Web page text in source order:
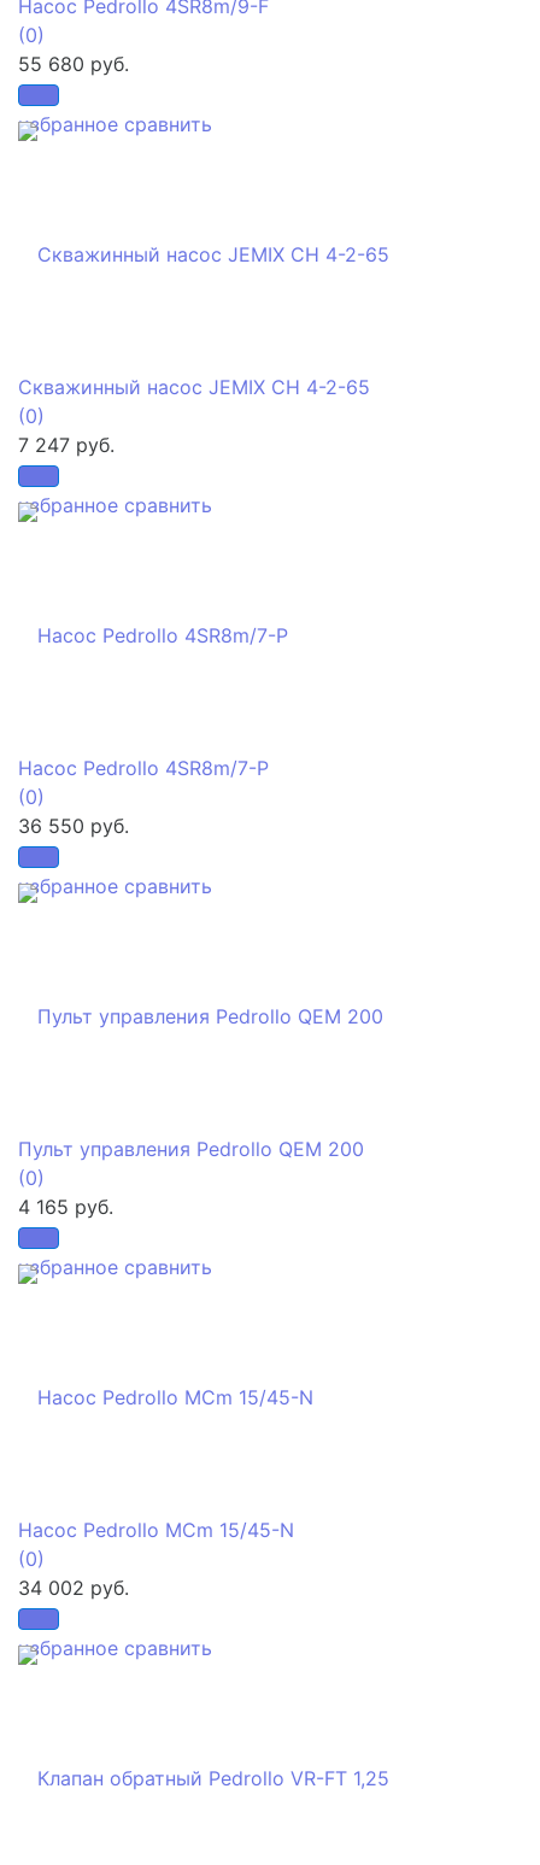
избранное сравнить
Насос Pedrollo 4SR8m/9-F
(0)
55 680 руб.
избранное сравнить
Скважинный насос JEMIX СН 4-2-65
(0)
7 247 руб.
избранное сравнить
Насос Pedrollo 4SR8m/7-P
(0)
36 550 руб.
избранное сравнить
Пульт управления Pedrollo QEM 200
(0)
4 165 руб.
избранное сравнить
Насос Pedrollo MCm 15/45-N
(0)
34 002 руб.